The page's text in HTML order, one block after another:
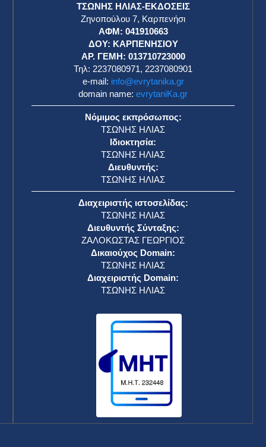
ΤΣΩΝΗΣ ΗΛΙΑΣ-ΕΚΔΟΣΕΙΣ
Ζηνοπούλου 7, Καρπενήσι
ΑΦΜ: 041910663
ΔΟΥ: ΚΑΡΠΕΝΗΣΙΟΥ
ΑΡ. ΓΕΜΗ: 013710723000
Τηλ: 2237080971, 2237080901
e-mail: info@evrytanika.gr
domain name: evrytaniKa.gr
Νόμιμος εκπρόσωπος:
ΤΣΩΝΗΣ ΗΛΙΑΣ
Ιδιοκτησία:
ΤΣΩΝΗΣ ΗΛΙΑΣ
Διευθυντής:
ΤΣΩΝΗΣ ΗΛΙΑΣ
Διαχειριστής ιστοσελίδας:
ΤΣΩΝΗΣ ΗΛΙΑΣ
Διευθυντής Σύνταξης:
ΖΑΛΟΚΩΣΤΑΣ ΓΕΩΡΓΙΟΣ
Δικαιούχος Domain:
ΤΣΩΝΗΣ ΗΛΙΑΣ
Διαχειριστής Domain:
ΤΣΩΝΗΣ ΗΛΙΑΣ